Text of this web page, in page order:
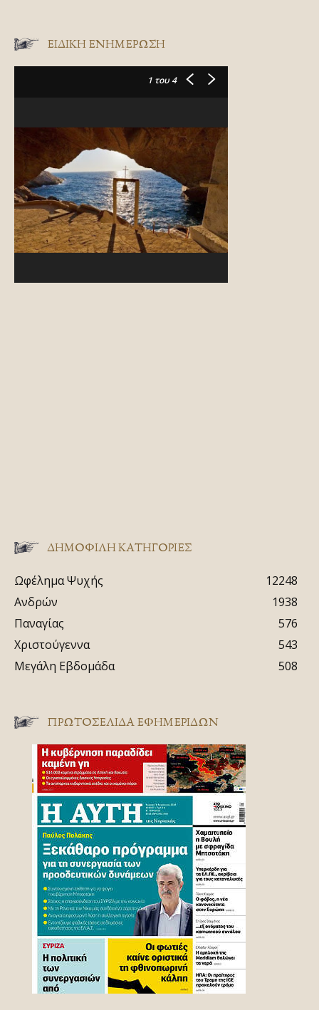
ΕΙΔΙΚΉ ΕΝΗΜΈΡΩΣΗ
1 του 4
ΔΗΜΟΦΙΛΗ ΚΑΤΗΓΟΡΙΕΣ
Ωφέλημα Ψυχής
12248
Ανδρών
1938
Παναγίας
576
Χριστούγεννα
543
Μεγάλη Εβδομάδα
508
ΠΡΩΤΟΣΈΛΙΔΑ ΕΦΗΜΕΡΊΔΩΝ